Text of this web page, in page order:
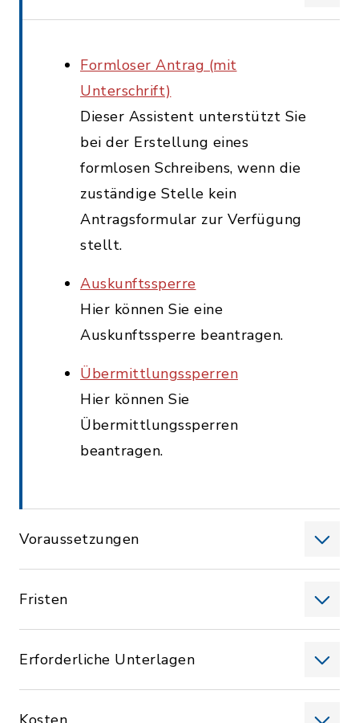
Formloser Antrag (mit
Unterschrift)
Dieser Assistent unterstützt Sie
bei der Erstellung eines
formlosen Schreibens, wenn die
zuständige Stelle kein
Antragsformular zur Verfügung
stellt.
Auskunftssperre
Hier können Sie eine
Auskunftssperre beantragen.
Übermittlungssperren
Hier können Sie
Übermittlungssperren
beantragen.
Voraussetzungen
Fristen
Erforderliche Unterlagen